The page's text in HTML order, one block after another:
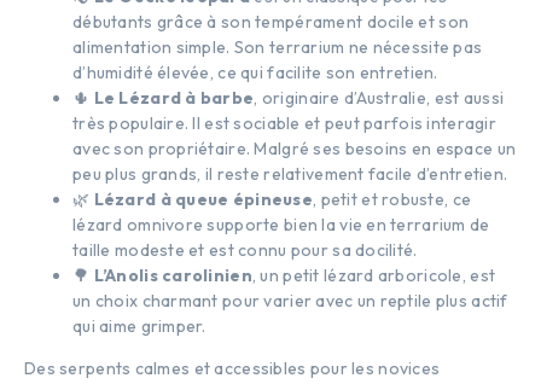
débutants grâce à son tempérament docile et son
alimentation simple. Son terrarium ne nécessite pas
d’humidité élevée, ce qui facilite son entretien.
🌵 Le Lézard à barbe , originaire d’Australie, est aussi
très populaire. Il est sociable et peut parfois interagir
avec son propriétaire. Malgré ses besoins en espace un
peu plus grands, il reste relativement facile d’entretien.
🌿 Lézard à queue épineuse , petit et robuste, ce
lézard omnivore supporte bien la vie en terrarium de
taille modeste et est connu pour sa docilité.
🌳 L’Anolis carolinien , un petit lézard arboricole, est
un choix charmant pour varier avec un reptile plus actif
qui aime grimper.
Des serpents calmes et accessibles pour les novices